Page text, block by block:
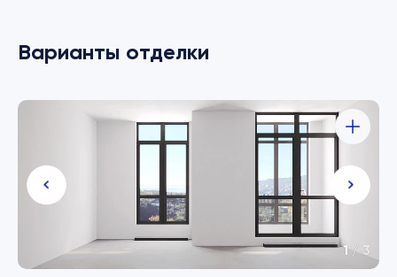
Варианты отделки
1 /3